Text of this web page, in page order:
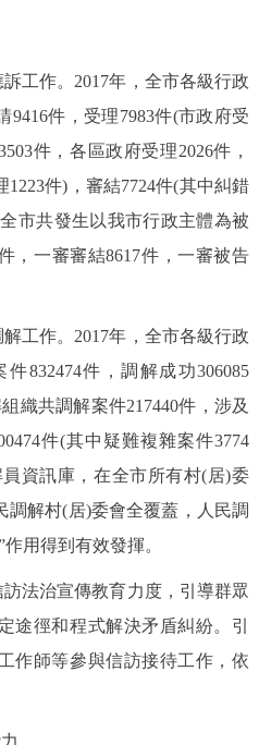
作。2017年，全市各級行政
件，受理7983件(市政府受
件，各區政府受理2026件，
件)，審結7724件(其中糾錯
市共發生以我市行政主體為被
，一審審結8617件，一審被告
作。2017年，全市各級行政
832474件，調解成功306085
織共調解案件217440件，涉及
件(其中疑難複雜案件3774
資訊庫，在全市所有村(居)委
調解村(居)委會全覆蓋，人民調
用得到有效發揮。
治宣傳教育力度，引導群眾
途徑和程式解決矛盾糾紛。引
作師等參與信訪接待工作，依